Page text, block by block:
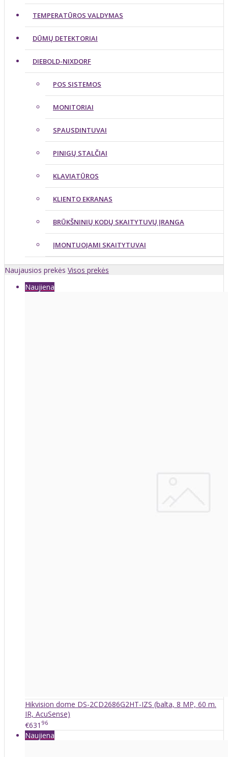
TEMPERATŪROS VALDYMAS
DŪMŲ DETEKTORIAI
DIEBOLD-NIXDORF
POS SISTEMOS
MONITORIAI
SPAUSDINTUVAI
PINIGŲ STALČIAI
KLAVIATŪROS
KLIENTO EKRANAS
BRŪKŠNINIŲ KODŲ SKAITYTUVŲ ĮRANGA
ĮMONTUOJAMI SKAITYTUVAI
Naujausios prekės Visos prekės
Naujiena
Hikvision dome DS-2CD2686G2HT-IZS (balta, 8 MP, 60 m.
IR, AcuSense)
€631 96
Naujiena